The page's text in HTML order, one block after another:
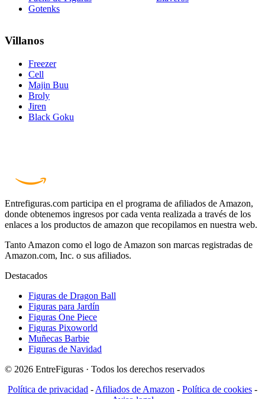
Gotenks
Villanos
Freezer
Cell
Majin Buu
Broly
Jiren
Black Goku
Entrefiguras.com participa en el programa de afiliados de Amazon,
donde obtenemos ingresos por cada venta realizada a través de los
enlaces a los productos de amazon que recopilamos en nuestra web.
Tanto Amazon como el logo de Amazon son marcas registradas de
Amazon.com, Inc. o sus afiliados.
Destacados
Figuras de Dragon Ball
Figuras para Jardín
Figuras One Piece
Figuras Pixoworld
Muñecas Barbie
Figuras de Navidad
© 2026 EntreFiguras · Todos los derechos reservados
Política de privacidad - Afiliados de Amazon - Política de cookies -